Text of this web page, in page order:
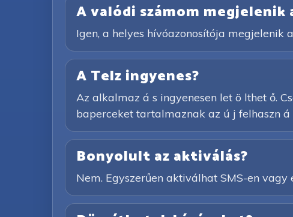
A valódi számom
Igen, a helyes hívóazonosítója
A Telz ingyenes?
Az alkalmaz á s ingyenesen let ö lthet ő.
baperceket tartalmaznak az ú j felhaszn á
Bonyolult az aktiválás?
Nem. Egyszerűen aktiválhat SMS-en